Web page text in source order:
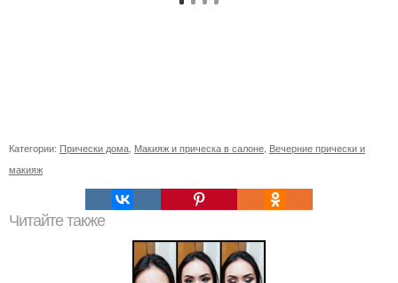
Категории: Прически дома, Макияж и прическа в салоне, Вечерние прически и
макияж
Читайте также